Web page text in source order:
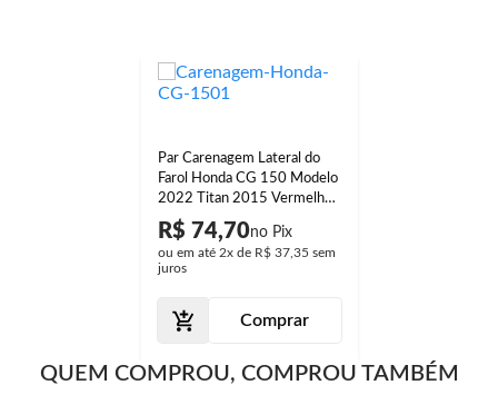
Par Carenagem Lateral do
Farol Honda CG 150 Modelo
2022 Titan 2015 Vermelho
Maceió Liso
R$ 74,70
ou em até 2xde R$ 37,35 sem
juros
Comprar
QUEM COMPROU, COMPROU TAMBÉM